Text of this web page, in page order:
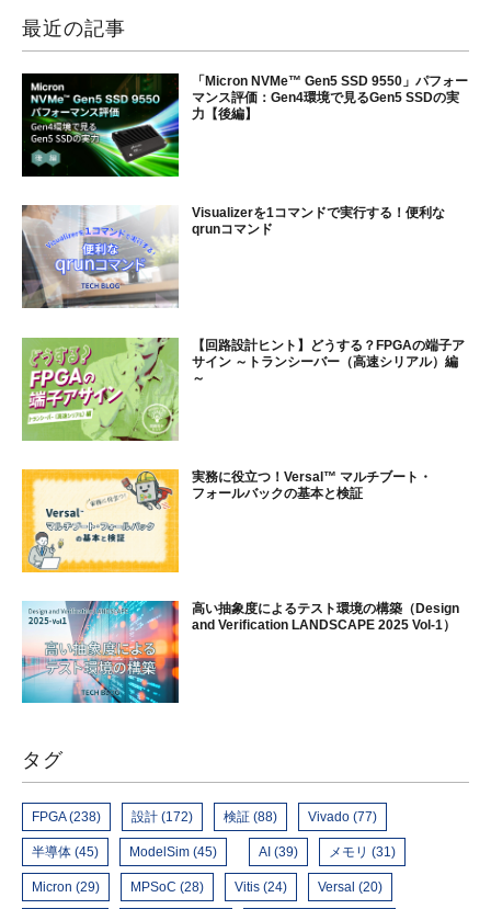
最近の記事
「Micron NVMe™ Gen5 SSD 9550」パフォー
マンス評価：Gen4環境で見るGen5 SSDの実
力【後編】
Visualizerを1コマンドで実行する！便利な
qrunコマンド
【回路設計ヒント】どうする？FPGAの端子ア
サイン ～トランシーバー（高速シリアル）編
～
実務に役立つ！Versal™ マルチブート・
フォールバックの基本と検証
高い抽象度によるテスト環境の構築（Design
and Verification LANDSCAPE 2025 Vol-1）
タグ
FPGA (238) 設計 (172) 検証 (88) Vivado (77)
半導体 (45) ModelSim (45) AI (39) メモリ (31)
Micron (29) MPSoC (28) Vitis (24) Versal (20)